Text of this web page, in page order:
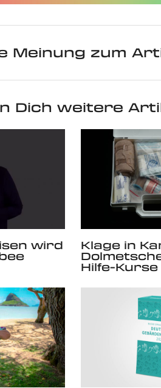
Meinung zum
Dich weitere
wird Klage in
Hilfe-Kurse